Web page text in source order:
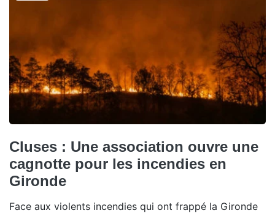
Cluses : Une association ouvre une
cagnotte pour les incendies en
Gironde
Face aux violents incendies qui ont frappé la Gironde